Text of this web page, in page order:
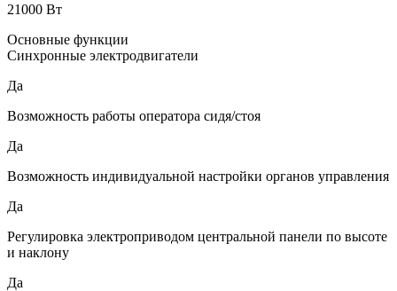
21000 Вт
Основные функции
Синхронные электродвигатели
Да
Возможность работы оператора сидя/стоя
Да
Возможность индивидуальной настройки органов управления
Да
Регулировка электроприводом центральной панели по высоте
и наклону
Да